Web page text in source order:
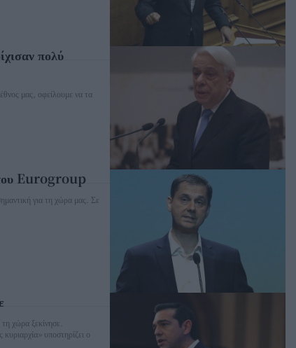
πολύ
μας, οφείλουμε να τα
Eurogroup
για τη χώρα μας. Σε
χώρα ξεκίνησε.
υποστηρίζει ο